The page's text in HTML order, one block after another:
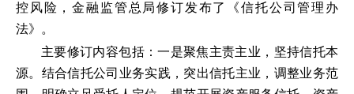
控风险，金融监管总局修订发布了《信托公司管理办
法》。
主要修订内容包括：一是聚焦主责主业，坚持信托本
源。结合信托公司业务实践，突出信托主业，调整业务范